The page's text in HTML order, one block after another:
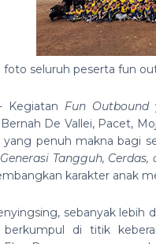
foto seluruh peserta fun
Kegiatan Fun Outbound
De Vallei, Pacet,
yang penuh makna bagi
Tangguh, Cerdas,
karakter anak
sebanyak lebih
berkumpul di titik